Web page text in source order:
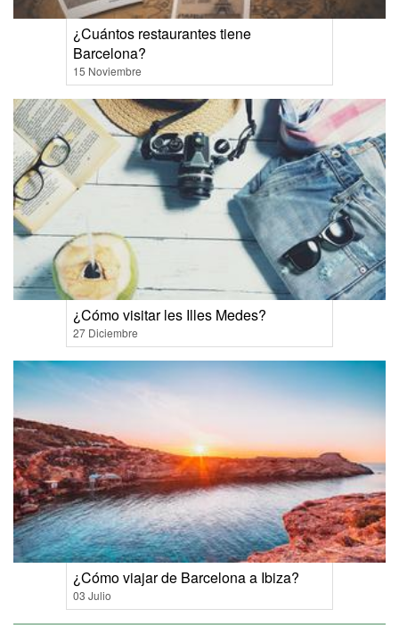
¿Cuántos restaurantes tiene
Barcelona?
15 Noviembre
¿Cómo visitar les Illes Medes?
27 Diciembre
¿Cómo viajar de Barcelona a Ibiza?
03 Julio